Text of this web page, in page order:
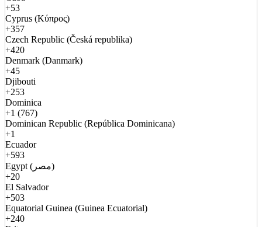
+53
Cyprus (Κύπρος)
+357
Czech Republic (Česká republika)
+420
Denmark (Danmark)
+45
Djibouti
+253
Dominica
+1 (767)
Dominican Republic (República Dominicana)
+1
Ecuador
+593
Egypt (مصر)
+20
El Salvador
+503
Equatorial Guinea (Guinea Ecuatorial)
+240